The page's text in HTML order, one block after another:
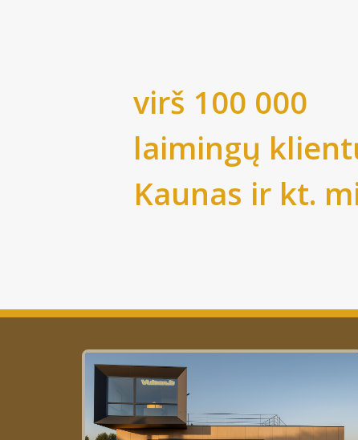
virš 100 000
laimingų
Kaunas ir kt.